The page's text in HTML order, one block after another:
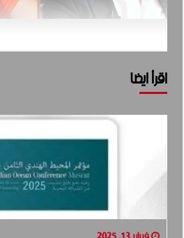
اقرأ ايضا